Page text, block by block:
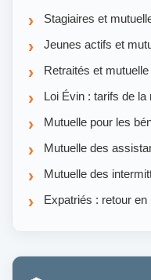
Stagiaires et
Jeunes actifs et
Retraités et
Loi Évin : tarifs de la
Mutuelle pour les
Mutuelle des
Mutuelle des
Expatriés : retour